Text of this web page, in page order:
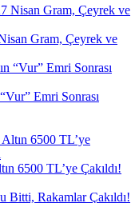
Gram, Çeyrek ve
Emri Sonrası
6500 TL’ye Çakıldı!